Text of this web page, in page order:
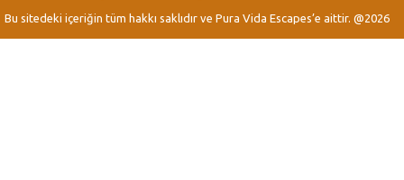
Bu sitedeki içeriğin tüm hakkı saklıdır ve Pura Vida Escapes’e aittir. @2026